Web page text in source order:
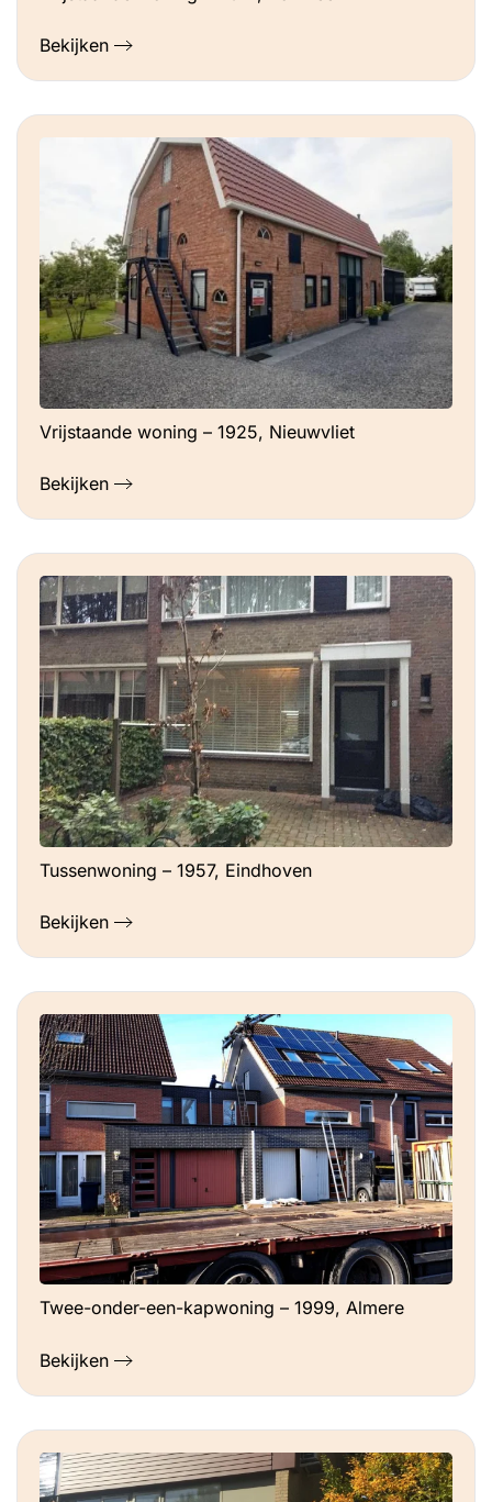
Bekijken
Vrijstaande woning – 1925, Nieuwvliet
Bekijken
Tussenwoning – 1957, Eindhoven
Bekijken
Twee-onder-een-kapwoning – 1999, Almere
Bekijken